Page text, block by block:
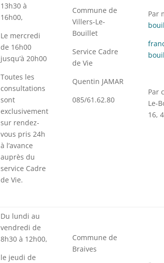
13h30 à
16h00,
Le mercredi
de 16h00
jusqu’à 20h00
Toutes les
consultations
sont
exclusivement
sur rendez-
vous pris 24h
à l’avance
auprès du
service Cadre
de Vie.
Commune de
Villers-Le-
Bouillet
Service Cadre
de Vie
Quentin JAMAR
085/61.62.80
Par
Par
Le-
16,
Du lundi au
vendredi de
8h30 à 12h00,
le jeudi de
Commune de
Braives